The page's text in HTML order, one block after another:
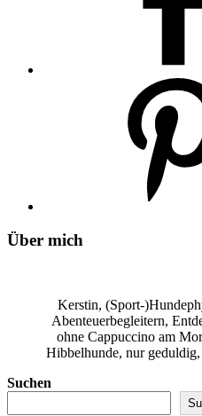
Über mich
Kerstin, (Sport-
Abenteuerbegleitern,
ohne Cappuccino am
Hibbelhunde, nur
Suchen